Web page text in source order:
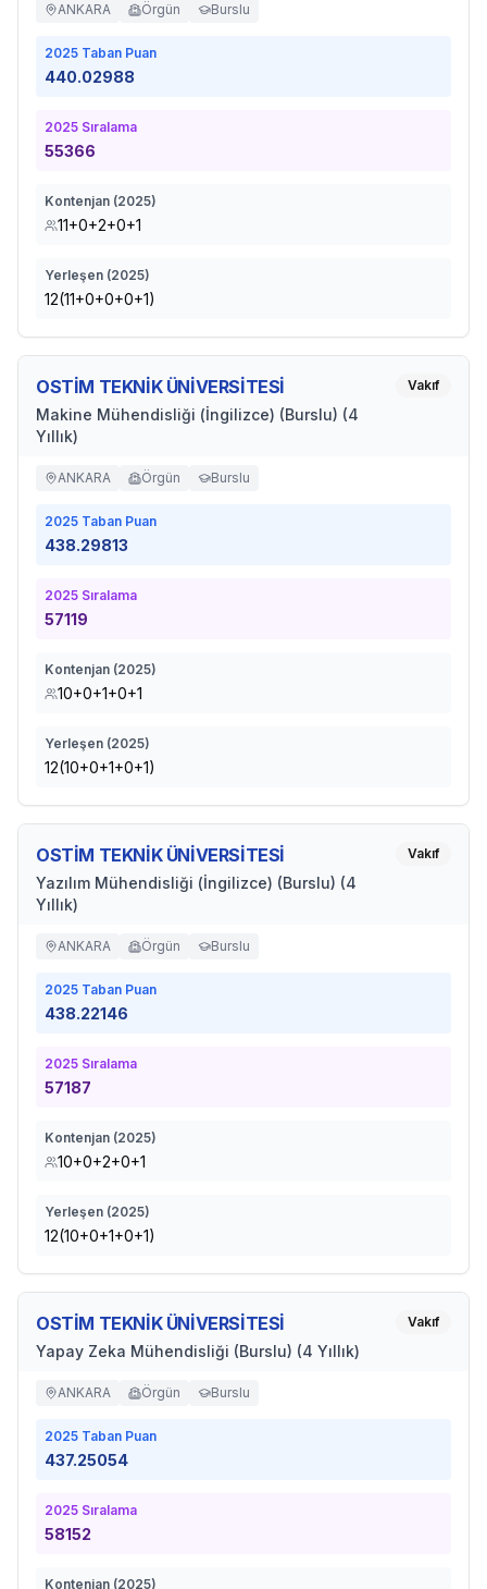
ANKARA Örgün Burslu
2025 Taban Puan
440.02988
2025 Sıralama
55366
Kontenjan (2025)
11+0+2+0+1
Yerleşen (2025)
12(11+0+0+0+1)
OSTİM TEKNİK ÜNİVERSİTESİ
Makine Mühendisliği (İngilizce) (Burslu) (4
Yıllık)
Vakıf
ANKARA Örgün Burslu
2025 Taban Puan
438.29813
2025 Sıralama
57119
Kontenjan (2025)
10+0+1+0+1
Yerleşen (2025)
12(10+0+1+0+1)
OSTİM TEKNİK ÜNİVERSİTESİ
Yazılım Mühendisliği (İngilizce) (Burslu) (4
Yıllık)
Vakıf
ANKARA Örgün Burslu
2025 Taban Puan
438.22146
2025 Sıralama
57187
Kontenjan (2025)
10+0+2+0+1
Yerleşen (2025)
12(10+0+1+0+1)
OSTİM TEKNİK ÜNİVERSİTESİ
Yapay Zeka Mühendisliği (Burslu) (4 Yıllık)
Vakıf
ANKARA Örgün Burslu
2025 Taban Puan
437.25054
2025 Sıralama
58152
Kontenjan (2025)